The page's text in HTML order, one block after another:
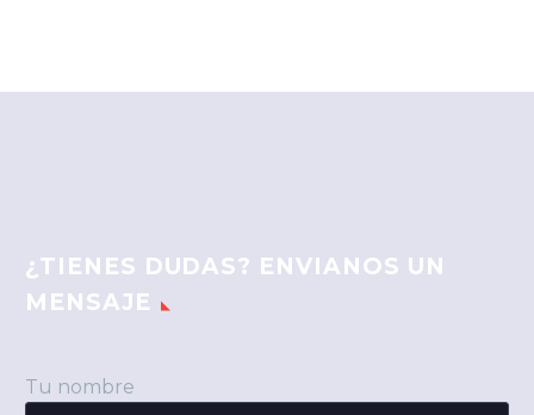
¿TIENES DUDAS? ENVIANOS UN
MENSAJE
Tu nombre